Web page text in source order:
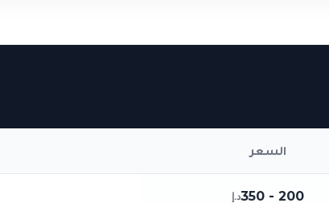
السعر
200 - 350 د.إ